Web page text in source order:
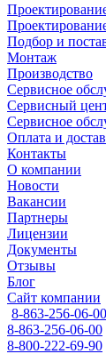
Подбор и
Монтаж
Производство
Сервисное
Сервисный
Сервисное
Оплата и
Контакты
О компании
Новости
Вакансии
Партнеры
Лицензии
Документы
Отзывы
Блог
Сайт компании
8-863-256-06-00
8-863-256-06-00
8-800-222-69-90